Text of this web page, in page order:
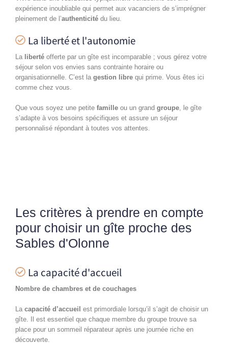
expérience inoubliable qui permet aux vacanciers de s’imprégner
pleinement de l’authenticité du lieu.
La liberté et l'autonomie
La liberté offerte par un gîte est incomparable ; vous gérez votre
séjour selon vos envies sans contrainte horaire ou
organisationnelle. C’est la gestion libre qui prime. Vous êtes ici
comme chez vous.
Que vous soyez une petite famille ou un grand groupe , le gîte
s’adapte à vos besoins spécifiques et assure un séjour
personnalisé répondant à toutes vos attentes.
Les critères à prendre en compte
pour choisir un gîte proche des
Sables d'Olonne
La capacité d'accueil
Nombre de chambres et de couchages
La capacité d’accueil est primordiale lorsqu’il s’agit de choisir un
gîte. Il est essentiel que chaque membre du groupe trouve sa
place pour un sommeil réparateur après une journée riche en
découverte.